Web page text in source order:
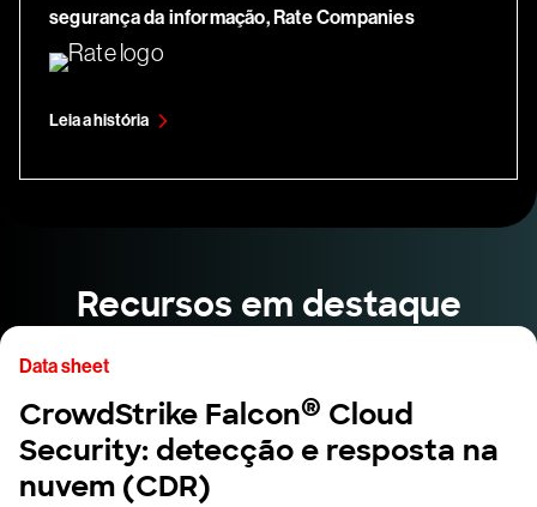
segurança da informação, Rate Companies
Leia a história
Recursos em destaque
Data sheet
CrowdStrike Falcon® Cloud
Security: detecção e resposta na
nuvem (CDR)